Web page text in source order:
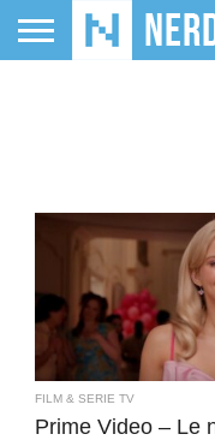
FILM & SERIE TV
Prime Video – Le